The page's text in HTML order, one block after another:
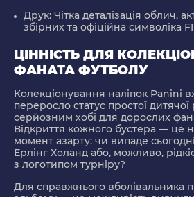
Друк: Чітка деталізація облич,
збірних та офіційна символіка
ЦІННІСТЬ ДЛЯ
ФАНАТА ФУТБОЛУ
Колекціонування наліпок Panini
переросло статус простої
серйозним хобі для дорослих
Відкриття кожного бустера — це
момент азарту: чи випаде
Ерлінг Холанд або, можливо,
з логотипом турніру?
Для справжнього вболівальника